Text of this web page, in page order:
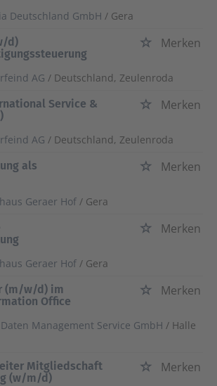
Deutschland GmbH / Gera
d)
Merken
AG / Deutschland, Zeulenroda
Service &
Merken
AG / Deutschland, Zeulenroda
als
Merken
Geraer Hof / Gera
Merken
Geraer Hof / Gera
(m/w/d) im
Office
Merken
Management Service GmbH / Halle
Mitgliedschaft
(w/m/d)
Merken